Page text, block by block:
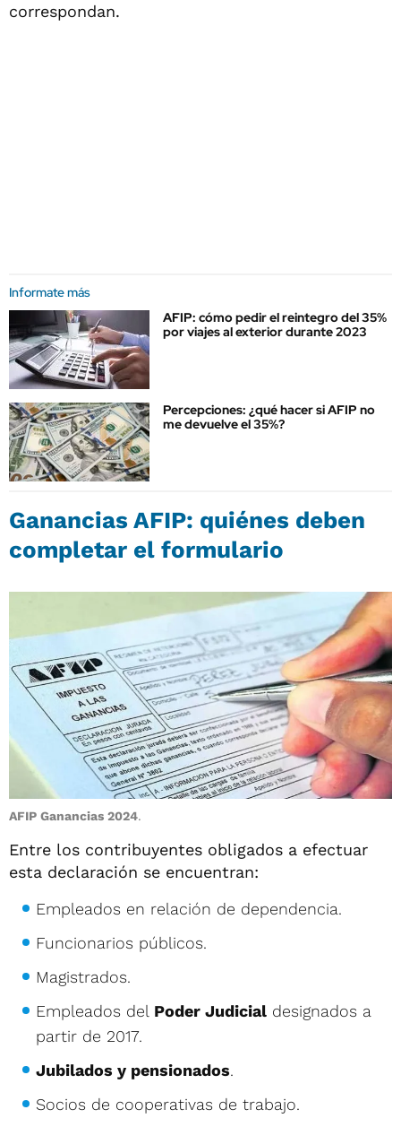
correspondan.
Informate más
AFIP: cómo pedir el reintegro del 35%
por viajes al exterior durante 2023
Percepciones: ¿qué hacer si AFIP no
me devuelve el 35%?
Ganancias AFIP: quiénes deben
completar el formulario
AFIP Ganancias 2024.
Entre los contribuyentes obligados a efectuar
esta declaración se encuentran:
Empleados en relación de dependencia.
Funcionarios públicos.
Magistrados.
Empleados del Poder Judicial designados a
partir de 2017.
Jubilados y pensionados.
Socios de cooperativas de trabajo.